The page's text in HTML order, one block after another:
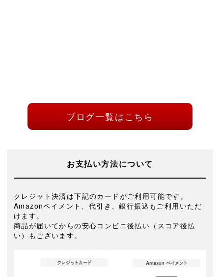
ブログ一覧はこちら
お支払い方法について
クレジット決済は下記のカードがご利用可能です。
Amazonペイメント、代引き、銀行振込もご利用いただ
けます。
商品が届いてからの安心コンビニ後払い（スコア後払
い）もございます。